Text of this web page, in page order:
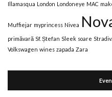
Illamasqua London Londoneye MAC
Muffiejar myprincess Nivea
primăvară Sf. Ștefan Sleek soare
Volkswagen wines zapada Zara